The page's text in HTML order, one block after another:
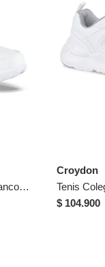
Tenis Colegio Hannir V Blanco-Gris Para Hombre Y Mujer Croydon
Croydon
$ 104.900